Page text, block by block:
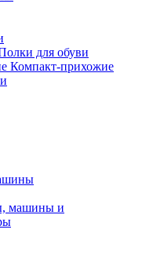
для обуви
Компакт-прихожие
машины и